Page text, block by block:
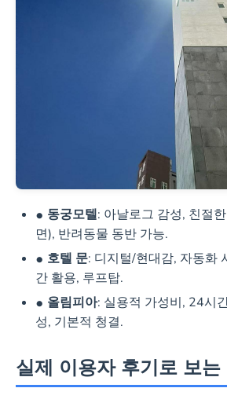
동궁모텔: 아날로그 감성, 친절
면), 반려동물 동반 가능.
호텔 문: 디지털/현대감, 자동화
간 활용, 루프탑.
올림피아: 실용적 가성비, 24시
성, 기본적 청결.
실제 이용자 후기로 보는